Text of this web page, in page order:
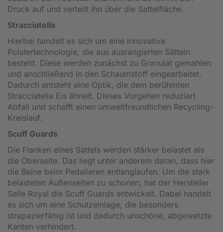
Druck auf und verteilt ihn über die Sattelfläche.
Stracciatella
Hierbei handelt es sich um eine innovative
Polstertechnologie, die aus ausrangierten Sätteln
besteht. Diese werden zunächst zu Granulat gemahlen
und anschließend in den Schaumstoff eingearbeitet.
Dadurch entsteht eine Optik, die dem berühmten
Stracciatella Eis ähnelt. Dieses Vorgehen reduziert
Abfall und schafft einen umweltfreundlichen Recycling-
Kreislauf.
Scuff Guards
Die Flanken eines Sattels werden stärker belastet als
die Oberseite. Das liegt unter anderem daran, dass hier
die Beine beim Pedalieren entlanglaufen. Um die stark
belasteten Außenseiten zu schonen, hat der Hersteller
Selle Royal die Scuff Guards entwickelt. Dabei handelt
es sich um eine Schutzeinlage, die besonders
strapazierfähig ist und dadurch unschöne, abgewetzte
Kanten verhindert.